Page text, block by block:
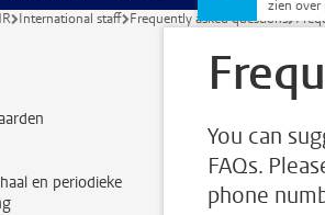
zien
International staff Frequently asked questions
en periodieke
You can
FAQs.
phone